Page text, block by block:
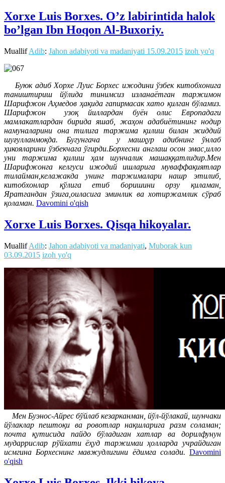
Xorxe Luis Borxes. O’z labirintida halok
bo’lgan Ibn Hoqon Al-Buxoriy.
MuallifAdib: Jahon adabiyoti va madaniyati 15.09.2015 izoh yo'q
Буюк адиб Хорхе Луис Борхес ижодини ўзбек китобхонига
таништириш йўлида тинимсиз изланаётган таржимон
Шарифжон Аҳмедов ҳақида гапирмасак хато қилган бўламиз.
Шарифжон узоқ йиллардан буён олис Европадаги
мамлакатлардан бирида яшаб, жаҳон адабиётининг нодир
намуналарини она тилига таржима қилиш билан жиддий
шуғулланмоқда. Бугунгача у машҳур адибнинг ўнлаб
ҳикояларини ўзбекчага ўгирди.Борхесни англаш осон эмас,илло
уни таржима қилиш ҳам шунчалик машаққатлидир.Мен
Шарифжонга келгуси ижодий ишларига муваффақиятлар
тилайман,келажакда унинг таржималари нашр этилиб,
китобхонлар қўлига етиб боришини орзу қиламан,
Яратгандан ўзига,оиласига эминлик ва хотиржамлик сўраб
қоламан. Davomini o'qish
Xorxe Luis Borxes. Qisqa hikoyalar.
MuallifAdib: Jahon adabiyoti va madaniyati, Muborak kun
03.09.2015 izoh yo'q
Мен Буэнос-Айрес бўйлаб кезарканман, йўл-йўлакай, шунчаки
йўлаклар пештоқи ва ровотлар нақшларига разм соламан;
почта қутисида пайдо бўладиган хатлар ва дорилфунун
мударрислар рўйхати ёҳуд таржимаи ҳолларда учрайдиган
исмгина Борхеснинг мавжудлигини ёдимга солади. Davomini
o'qish